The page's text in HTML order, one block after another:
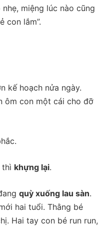
miệng lúc nào cũng
con lắm”.
kế hoạch nửa ngày.
ôm con một cái cho đỡ
thì khựng lại.
quỳ xuống lau sàn.
hai tuổi. Thằng bé
Hai tay con bé run run,